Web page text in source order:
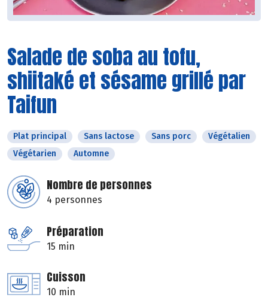
Salade de soba au tofu,
shiitaké et sésame grillé par
Taifun
Plat principal Sans lactose Sans porc
Végétalien
Végétarien
Automne
Nombre de personnes
4 personnes
Préparation
15 min
Cuisson
10 min